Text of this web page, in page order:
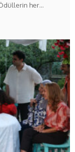
Ödüllerin her…